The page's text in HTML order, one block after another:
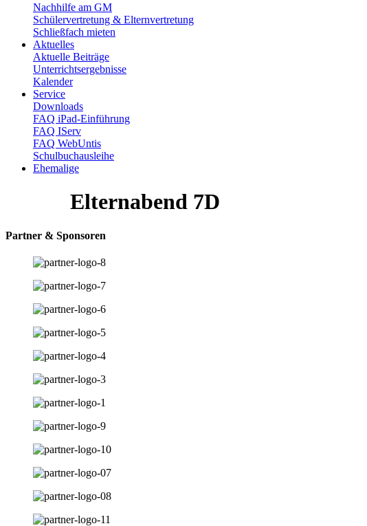
Nachhilfe am GM
Schülervertretung & Elternvertretung
Schließfach mieten
Aktuelles
Aktuelle Beiträge
Unterrichtsergebnisse
Kalender
Service
Downloads
FAQ iPad-Einführung
FAQ IServ
FAQ WebUntis
Schulbuchausleihe
Ehemalige
Elternabend 7D
Partner & Sponsoren